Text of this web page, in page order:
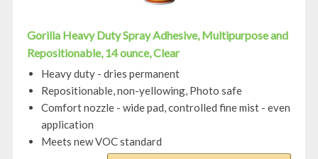
Gorilla Heavy Duty Spray Adhesive, Multipurpose and
Repositionable, 14 ounce, Clear
Heavy duty - dries permanent
Repositionable, non-yellowing, Photo safe
Comfort nozzle - wide pad, controlled fine mist - even
application
Meets new VOC standard